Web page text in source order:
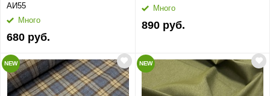
АИ55
Много
680 руб.
Много
890 руб.
NEW NEW